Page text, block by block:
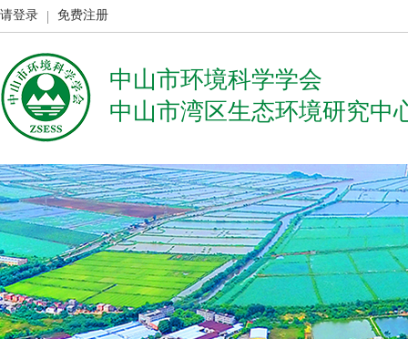
请登录 免费注册
中山市环境科学学会
中山市湾区生态环境研究中